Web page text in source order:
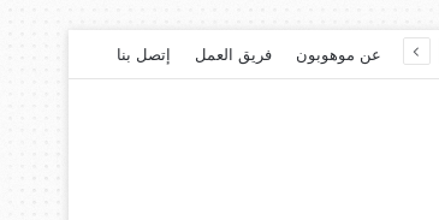
عن موهوبون فريق العمل إتصل بنا